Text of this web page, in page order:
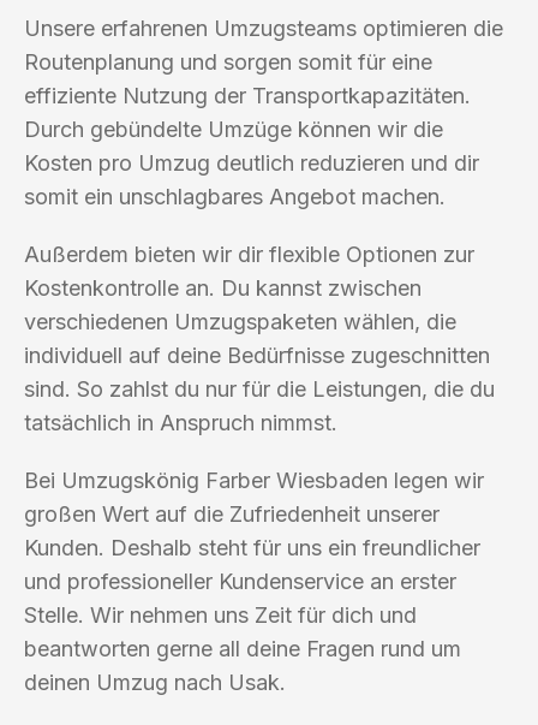
Unsere erfahrenen Umzugsteams optimieren die
Routenplanung und sorgen somit für eine
effiziente Nutzung der Transportkapazitäten.
Durch gebündelte Umzüge können wir die
Kosten pro Umzug deutlich reduzieren und dir
somit ein unschlagbares Angebot machen.
Außerdem bieten wir dir flexible Optionen zur
Kostenkontrolle an. Du kannst zwischen
verschiedenen Umzugspaketen wählen, die
individuell auf deine Bedürfnisse zugeschnitten
sind. So zahlst du nur für die Leistungen, die du
tatsächlich in Anspruch nimmst.
Bei Umzugskönig Farber Wiesbaden legen wir
großen Wert auf die Zufriedenheit unserer
Kunden. Deshalb steht für uns ein freundlicher
und professioneller Kundenservice an erster
Stelle. Wir nehmen uns Zeit für dich und
beantworten gerne all deine Fragen rund um
deinen Umzug nach Usak.